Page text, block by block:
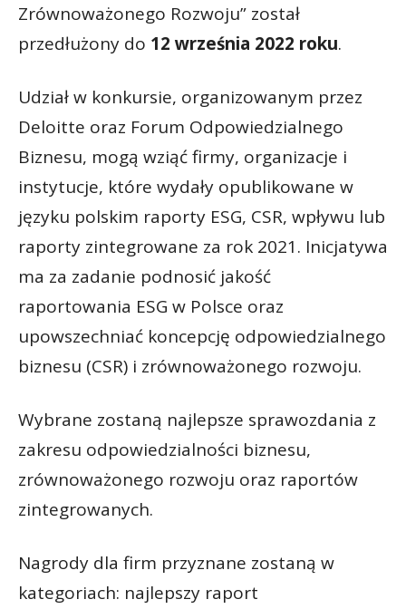
Zrównoważonego Rozwoju” został
przedłużony do 12 września 2022 roku.
Udział w konkursie, organizowanym przez
Deloitte oraz Forum Odpowiedzialnego
Biznesu, mogą wziąć firmy, organizacje i
instytucje, które wydały opublikowane w
języku polskim raporty ESG, CSR, wpływu lub
raporty zintegrowane za rok 2021. Inicjatywa
ma za zadanie podnosić jakość
raportowania ESG w Polsce oraz
upowszechniać koncepcję odpowiedzialnego
biznesu (CSR) i zrównoważonego rozwoju.
Wybrane zostaną najlepsze sprawozdania z
zakresu odpowiedzialności biznesu,
zrównoważonego rozwoju oraz raportów
zintegrowanych.
Nagrody dla firm przyznane zostaną w
kategoriach: najlepszy raport